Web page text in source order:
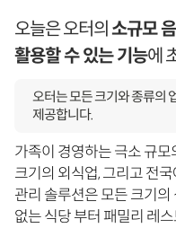
오늘은 오터의 소규모
활용할 수 있는 기능에
오터는 모든 크기와 종류의
제공합니다.
가족이 경영하는 극소 규모
크기의 외식업, 그리고 전
관리 솔루션은 모든 크기
없는 식당 부터 패밀리 레